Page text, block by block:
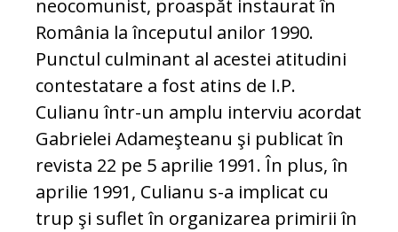
neocomunist, proaspăt instaurat în
România la începutul anilor 1990.
Punctul culminant al acestei atitudini
contestatare a fost atins de I.P.
Culianu într-un amplu interviu acordat
Gabrielei Adameşteanu şi publicat în
revista 22 pe 5 aprilie 1991. În plus, în
aprilie 1991, Culianu s-a implicat cu
trup şi suflet în organizarea primirii în